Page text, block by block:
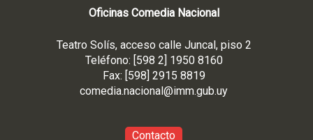
Oficinas Comedia Nacional
Teatro Solís, acceso calle Juncal, piso 2
Teléfono: [598 2] 1950 8160
Fax: [598] 2915 8819
comedia.nacional@imm.gub.uy
Contacto